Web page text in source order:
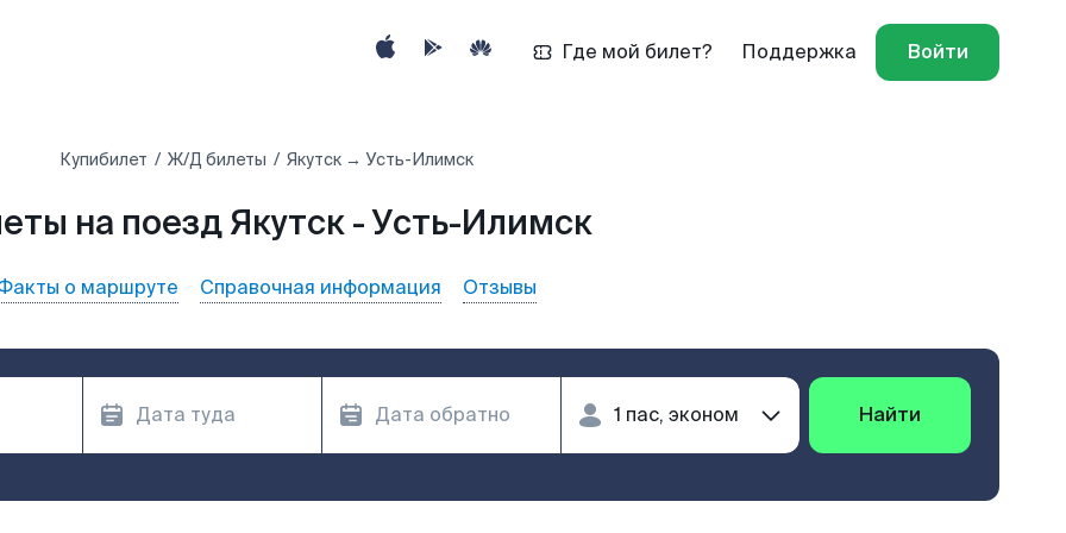
Где мой билет? Поддержка Войти
Купибилет Ж/Д билеты Якутск → Усть-Илимск
на поезд Якутск - Усть-Илимск
о маршруте Справочная информация Отзывы
Найти